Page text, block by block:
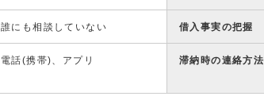
誰にも相談していない 借入事実の把握
電話(携帯)、アプリ 滞納時の連絡方法